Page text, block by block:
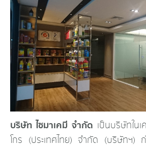
บริษัท ไซมาเคมี จำกัด เป็นบริษัทใน
โกร (ประเทศไทย) จำกัด (บริษัทฯ)